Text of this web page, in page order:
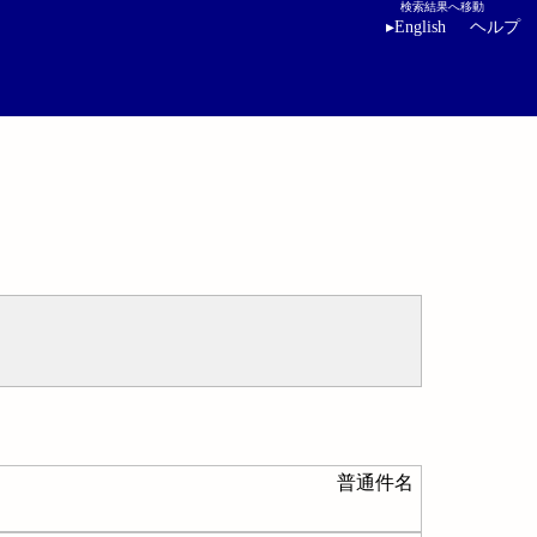
検索結果へ移動
▸English ヘルプ
普通件名